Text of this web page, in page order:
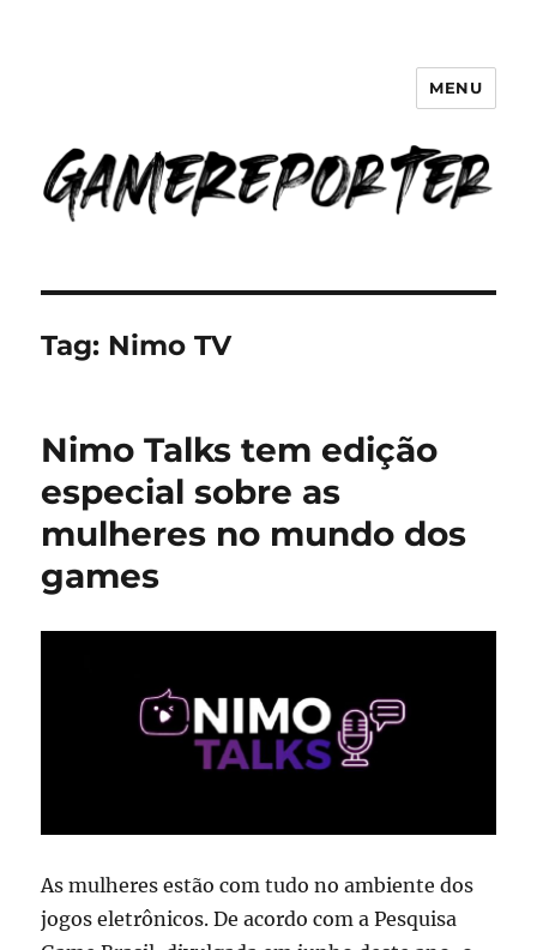
GameReporter | Cultura Gamer
MENU
Tag: Nimo TV
Nimo Talks tem edição
especial sobre as
mulheres no mundo dos
games
As mulheres estão com tudo no ambiente dos
jogos eletrônicos. De acordo com a Pesquisa